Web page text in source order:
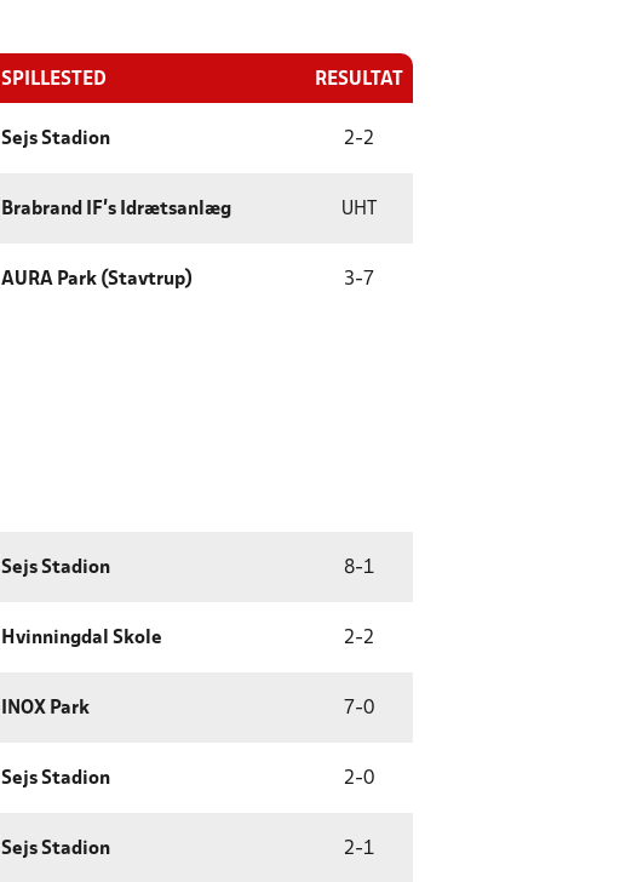
SPILLESTED RESULTAT
Sejs Stadion 2-2
Brabrand IF's Idrætsanlæg UHT
AURA Park (Stavtrup) 3- 7
Sejs Stadion 8-1
Hvinningdal Skole 2-2
INOX Park 7 -0
Sejs Stadion 2-0
Sejs Stadion 2-1